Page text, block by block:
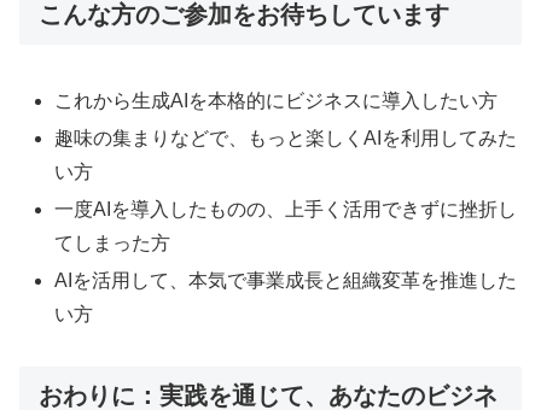
こんな方のご参加をお待ちしています
これから生成AIを本格的にビジネスに導入したい方
趣味の集まりなどで、もっと楽しくAIを利用してみた
い方
一度AIを導入したものの、上手く活用できずに挫折し
てしまった方
AIを活用して、本気で事業成長と組織変革を推進した
い方
おわりに：実践を通じて、あなたのビジネ